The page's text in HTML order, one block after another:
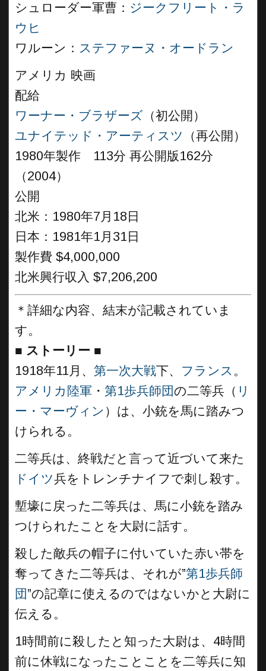
シュローダー軍曹： ジークフリート・ラ
ウヒ
ワルーン： ステファーヌ・オードラン
アメリカ 映画
配給
ワーナー・ブラザーズ （初公開）
ユナイテッド・アーティスツ
（再公開）
1980年製作 113分 再公開版162分
（2004）
公開
北米：1980年7月18日
日本：1981年1月31日
製作費 $4,000,000
北米興行収入 $7,206,200
＊詳細な内容、結末が記載されていま
す。
■ ストーリー ■
1918年11月、 第一次大戦下、 フランス 。
アメリカ陸軍 ・ 第1歩兵師団の二等兵（ リ
ー・マーヴィン ）は、小銃を馬に踏みつ
けられる。
二等兵は、終戦だと言って近づいて来た
ドイツ兵をトレンチナイフで刺し殺す。
塹壕に戻った二等兵は、馬に小銃を踏み
つけられたことを大尉に話す。
殺した敵兵の帽子に付いていた赤い帯を
奪ってきた二等兵は、それが”第1歩兵師
団”の記章に使えるのではないかと大尉に
伝える。
1時間前に殺したと知った大尉は、4時間
前に休戦になったことことを二等兵に知